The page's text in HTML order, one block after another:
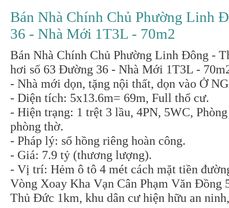
Bán Nhà Chính Chủ Phường Linh
36 - Nhà Mới 1T3L - 70m2
Bán Nhà Chính Chủ Phường Linh Đông -
hơi số 63 Đường 36 - Nhà Mới 1T3L -
- Nhà mới dọn, tặng nội thất, dọn vào Ở
- Diện tích: 5x13.6m= 69m, Full thổ cư.
- Hiện trạng: 1 trệt 3 lầu, 4PN, 5WC,
phòng thờ.
- Pháp lý: sổ hồng riêng hoàn công.
- Giá: 7.9 tỷ (thương lượng).
- Vị trí: Hẻm ô tô 4 mét cách mặt tiền
Vòng Xoay Kha Vạn Cân Phạm Văn Đồng
Thủ Đức 1km, khu dân cư hiện hữu an ninh,